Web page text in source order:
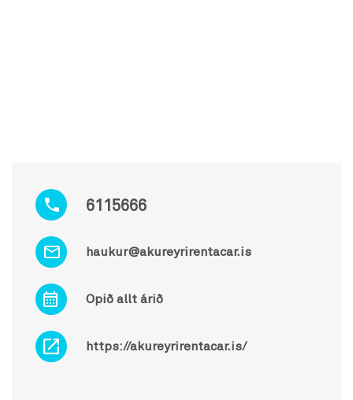
6115666
haukur@akureyrirentacar.is
Opið allt árið
https://akureyrirentacar.is/